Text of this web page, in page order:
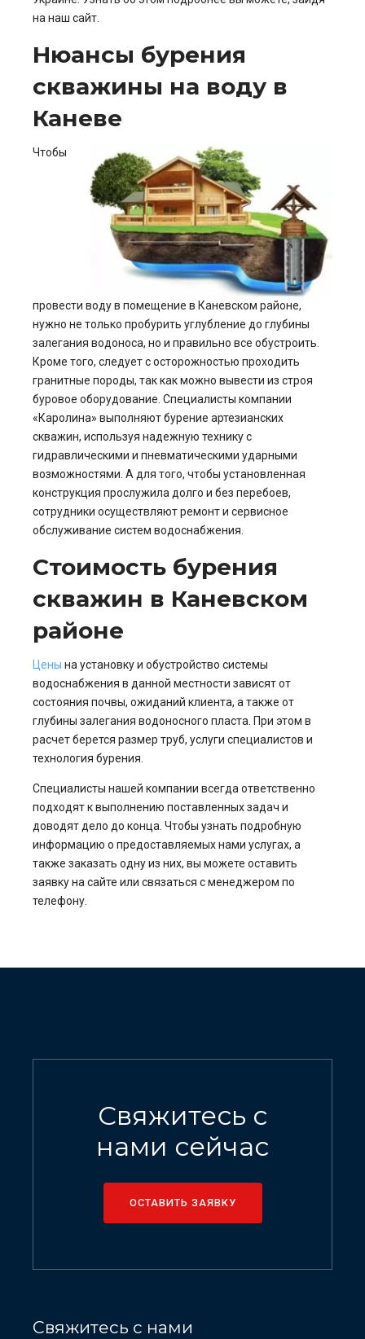
на наш сайт.
Нюансы бурения
скважины на воду в
Каневе
Чтобы
провести воду в помещение в Каневском районе,
нужно не только пробурить углубление до глубины
залегания водоноса, но и правильно все обустроить.
Кроме того, следует с осторожностью проходить
гранитные породы, так как можно вывести из строя
буровое оборудование. Специалисты компании
«Каролина» выполняют бурение артезианских
скважин, используя надежную технику с
гидравлическими и пневматическими ударными
возможностями. А для того, чтобы установленная
конструкция прослужила долго и без перебоев,
сотрудники осуществляют ремонт и сервисное
обслуживание систем водоснабжения.
Стоимость бурения
скважин в Каневском
районе
Цены на установку и обустройство системы
водоснабжения в данной местности зависят от
состояния почвы, ожиданий клиента, а также от
глубины залегания водоносного пласта. При этом в
расчет берется размер труб, услуги специалистов и
технология бурения.
Специалисты нашей компании всегда ответственно
подходят к выполнению поставленных задач и
доводят дело до конца. Чтобы узнать подробную
информацию о предоставляемых нами услугах, а
также заказать одну из них, вы можете оставить
заявку на сайте или связаться с менеджером по
телефону.
Свяжитесь с
нами сейчас
ОСТАВИТЬ ЗАЯВКУ
Свяжитесь с нами